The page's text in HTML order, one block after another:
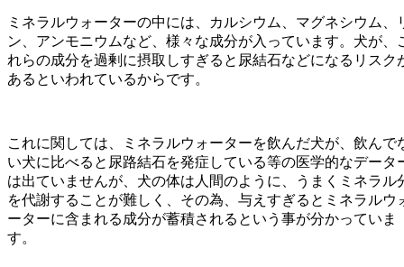
ミネラルウォーターの中には、カルシウム、マグネシウム、
ン、アンモニウムなど、様々な成分が入っています。犬が、
れらの成分を過剰に摂取しすぎると尿結石などになるリスク
あるといわれているからです。
これに関しては、ミネラルウォーターを飲んだ犬が、飲んで
い犬に比べると尿路結石を発症している等の医学的なデータ
は出ていませんが、犬の体は人間のように、うまくミネラル
を代謝することが難しく、その為、与えすぎるとミネラルウ
ーターに含まれる成分が蓄積されるという事が分かっていま
す。